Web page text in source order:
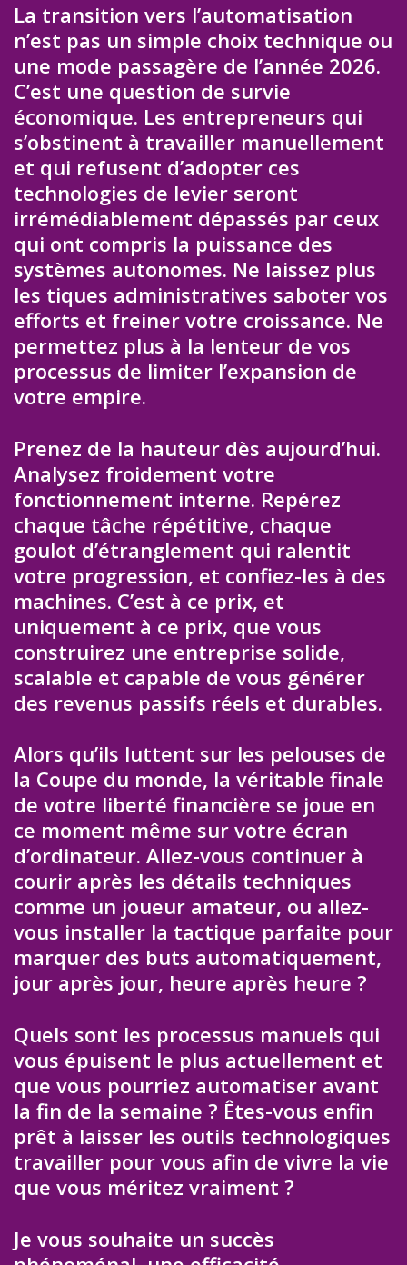
La transition vers l’automatisation
n’est pas un simple choix technique ou
une mode passagère de l’année 2026.
C’est une question de survie
économique. Les entrepreneurs qui
s’obstinent à travailler manuellement
et qui refusent d’adopter ces
technologies de levier seront
irrémédiablement dépassés par ceux
qui ont compris la puissance des
systèmes autonomes. Ne laissez plus
les tiques administratives saboter vos
efforts et freiner votre croissance. Ne
permettez plus à la lenteur de vos
processus de limiter l’expansion de
votre empire.
Prenez de la hauteur dès aujourd’hui.
Analysez froidement votre
fonctionnement interne. Repérez
chaque tâche répétitive, chaque
goulot d’étranglement qui ralentit
votre progression, et confiez-les à des
machines. C’est à ce prix, et
uniquement à ce prix, que vous
construirez une entreprise solide,
scalable et capable de vous générer
des revenus passifs réels et durables.
Alors qu’ils luttent sur les pelouses de
la Coupe du monde, la véritable finale
de votre liberté financière se joue en
ce moment même sur votre écran
d’ordinateur. Allez-vous continuer à
courir après les détails techniques
comme un joueur amateur, ou allez-
vous installer la tactique parfaite pour
marquer des buts automatiquement,
jour après jour, heure après heure ?
Quels sont les processus manuels qui
vous épuisent le plus actuellement et
que vous pourriez automatiser avant
la fin de la semaine ? Êtes-vous enfin
prêt à laisser les outils technologiques
travailler pour vous afin de vivre la vie
que vous méritez vraiment ?
Je vous souhaite un succès